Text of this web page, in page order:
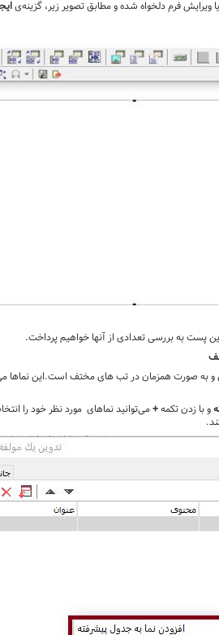
ویرایش فرم دلخواه شده و مطابق تصویر زیر، گزینه‌ی
پست به بررسی تعدادی از آنها خواهیم پرداخت.
به صورت همزمان در تب های مختف است.این نماها
و با زدن تکمه+می‌توانید نماهای مورد نظر خود را